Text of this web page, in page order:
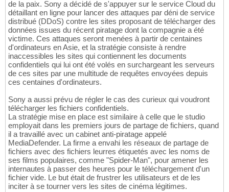
de la paix. Sony a décidé de s'appuyer sur le service Cloud du
détaillant en ligne pour lancer des attaques par déni de service
distribué (DDoS) contre les sites proposant de télécharger des
données issues du récent piratage dont la compagnie a été
victime. Ces attaques seront menées à partir de centaines
d'ordinateurs en Asie, et la stratégie consiste à rendre
inaccessibles les sites qui contiennent les documents
confidentiels qui lui ont été volés en surchargeant les serveurs
de ces sites par une multitude de requêtes envoyées depuis
ces centaines d'ordinateurs.
Sony a aussi prévu de régler le cas des curieux qui voudront
télécharger les fichiers confidentiels.
La stratégie mise en place est similaire à celle que le studio
employait dans les premiers jours de partage de fichiers, quand
il a travaillé avec un cabinet anti-piratage appelé
MediaDefender. La firme a envahi les réseaux de partage de
fichiers avec des fichiers leurres étiquetés avec les noms de
ses films populaires, comme "Spider-Man", pour amener les
internautes à passer des heures pour le téléchargement d'un
fichier vide. Le but était de frustrer les utilisateurs et de les
inciter à se tourner vers les sites de cinéma légitimes.